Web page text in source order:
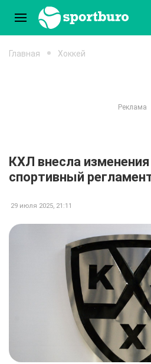
Главная Хоккей
КХЛ внесла
спортивный
29 июля 2025, 21:11